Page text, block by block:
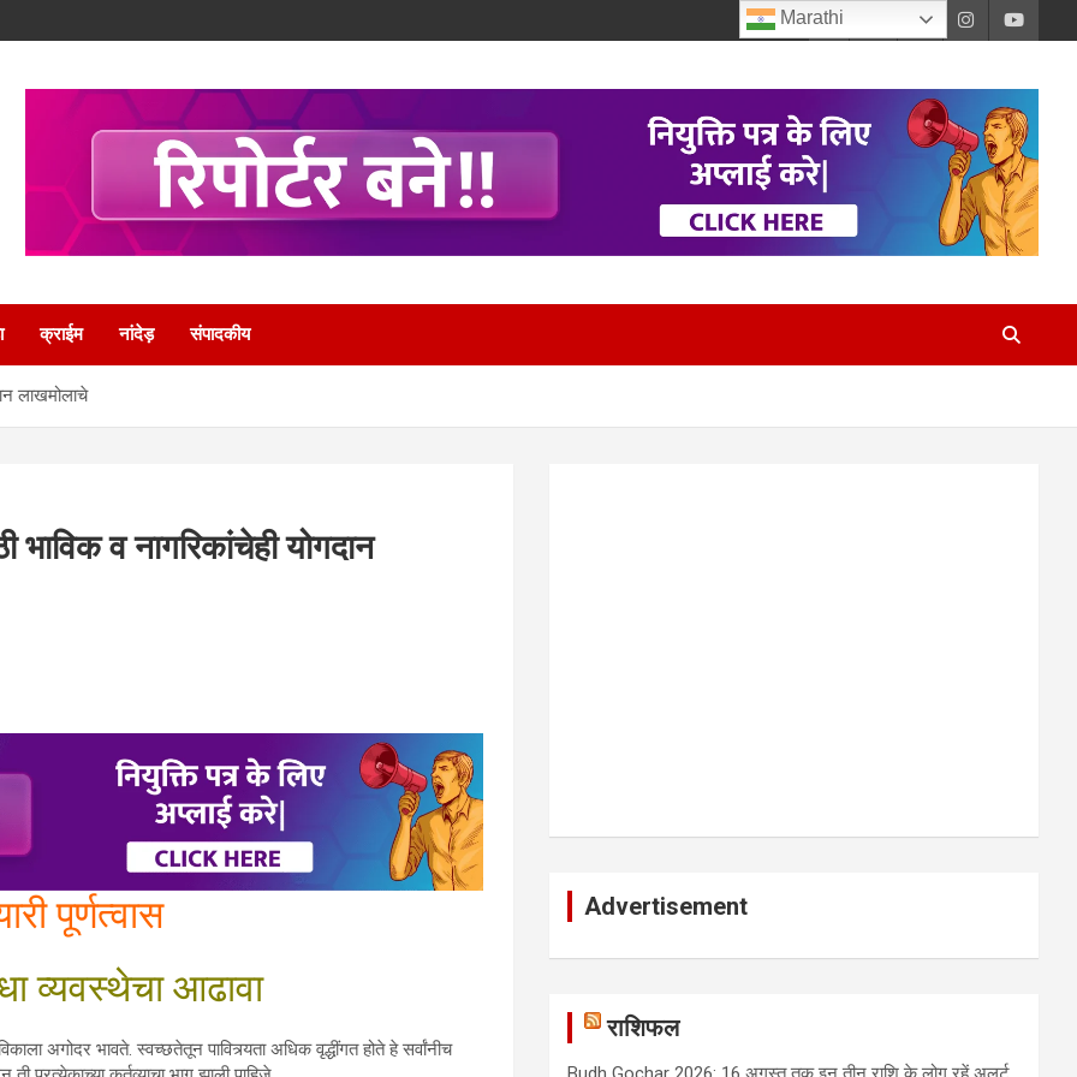
क्राईम नांदेड़ संपादकीय
लाखमोलाचे
भाविक व नागरिकांचेही योगदान
पूर्णत्वास
व्यवस्थेचा आढावा
अगोदर भावते. स्वच्छतेतून पावित्र्यता अधिक वृद्धींगत होते हे सर्वांनीच
Advertisement
राशिफल
Marathi